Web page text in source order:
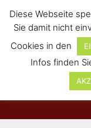
Diese Webseite
Sie damit nicht
Cookies in den
Infos finden